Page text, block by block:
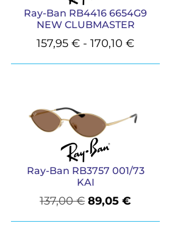
Ray-Ban RB4416 6654G9
NEW CLUBMASTER
157,95€ - 170,10€
Ray-Ban RB3757 001/73
KAI
137,00€ 89,05€